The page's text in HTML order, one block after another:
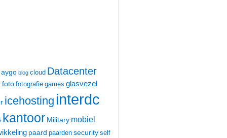
aygo blog cloud Datacenter
foto fotografie games glasvezel
icehosting interdc
kantoor Military mobiel
paard paarden security self